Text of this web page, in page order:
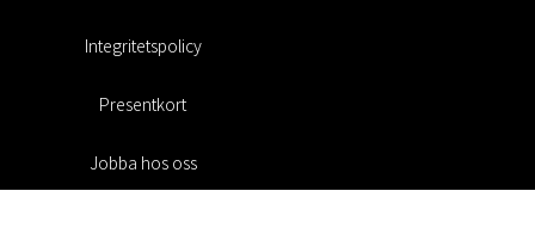
Integritetspolicy
Presentkort
Jobba hos oss